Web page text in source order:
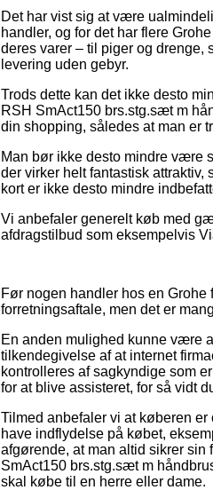
Det har vist sig at være
handler, og for det har flere
deres varer – til piger og drenge,
levering uden gebyr.
Trods dette kan det ikke desto
RSH SmAct150 brs.stg.sæt m
din shopping, således at man er
Man bør ikke desto mindre være
der virker helt fantastisk attraktiv,
kort er ikke desto mindre
Vi anbefaler generelt køb med
afdragstilbud som eksempelvis
Før nogen handler hos en
forretningsaftale, men det er
En anden mulighed kunne være
tilkendegivelse af at internet
kontrolleres af sagkyndige som
for at blive assisteret, for så vidt
Tilmed anbefaler vi at køberen
have indflydelse på købet,
afgørende, at man altid sikrer sin
SmAct150 brs.stg.sæt m
skal købe til en herre eller dame.